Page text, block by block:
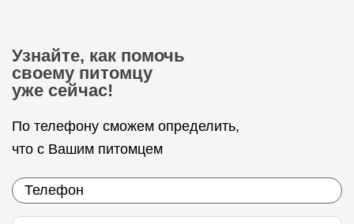
Узнайте, как помочь
своему питомцу
уже сейчас!
По телефону сможем определить,
что с Вашим питомцем